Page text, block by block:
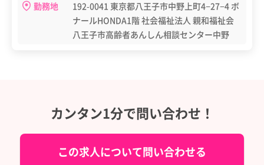
勤務地
192-0041 東京都八王子市中野上町4−27−4 ボ
ナールHONDA1階 社会福祉法人 親和福祉会
八王子市高齢者あんしん相談センター中野
カンタン1分で問い合わせ！
この求人について問い合わせる